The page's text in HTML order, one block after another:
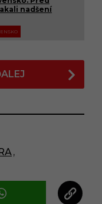
nadšení
,